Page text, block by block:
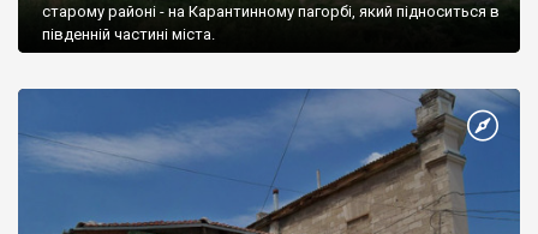
старому районі - на Карантинному пагорбі, який підноситься в
південній частині міста.